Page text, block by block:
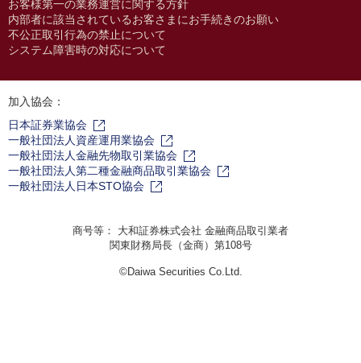
お客様第一の業務運営に関する方針
内部者に該当されているお客さまにお手続きのお願い
不公正取引行為の禁止について
システム障害時の対応について
加入協会：
日本証券業協会
一般社団法人資産運用業協会
一般社団法人金融先物取引業協会
一般社団法人第二種金融商品取引業協会
一般社団法人日本STO協会
商号等： 大和証券株式会社 金融商品取引業者
関東財務局長（金商）第108号
©Daiwa Securities Co.Ltd.